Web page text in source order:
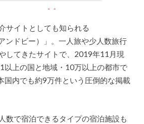
サイトとしても知られる
ンドビー）」。一人旅や少人数旅行
してきたサイトで、2019年11月現
以上の国と地域・10万以上の都市で
国内でも約9万件という圧倒的な掲載
数で宿泊できるタイプの宿泊施設も